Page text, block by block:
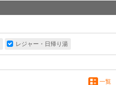
レジャー・日帰り湯
一覧